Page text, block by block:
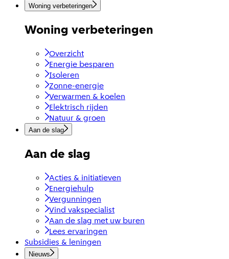
Woning verbeteringen
Woning verbeteringen
Overzicht
Energie besparen
Isoleren
Zonne-energie
Verwarmen & koelen
Elektrisch rijden
Natuur & groen
Aan de slag
Aan de slag
Acties & initiatieven
Energiehulp
Vergunningen
Vind vakspecialist
Aan de slag met uw buren
Lees ervaringen
Subsidies & leningen
Nieuws